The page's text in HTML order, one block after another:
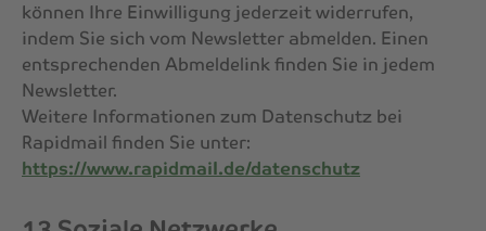
können Ihre Einwilligung jederzeit widerrufen,
indem Sie sich vom Newsletter abmelden. Einen
entsprechenden Abmeldelink finden Sie in jedem
Newsletter.
Weitere Informationen zum Datenschutz bei
Rapidmail finden Sie unter:
https://www.rapidmail.de/datenschutz